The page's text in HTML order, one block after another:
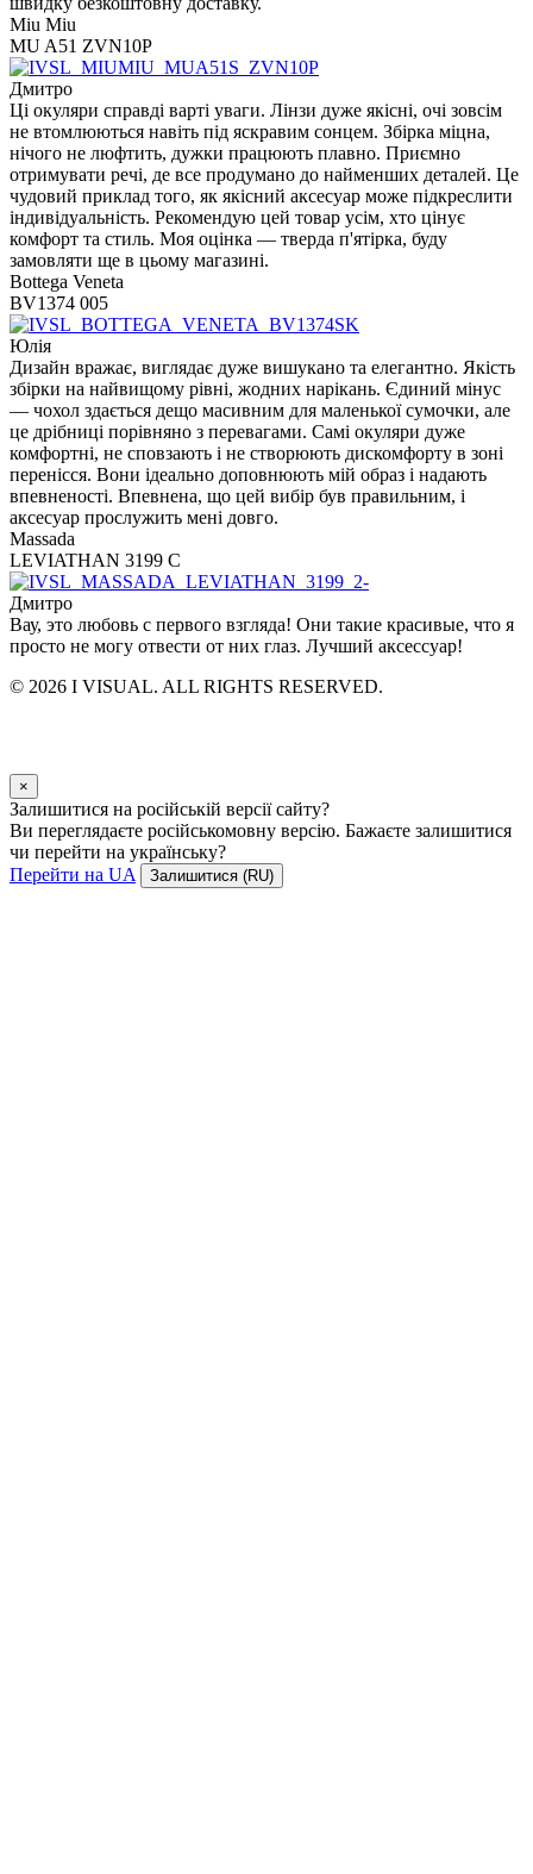
Miu Miu
MU A51 ZVN10P
Дмитро
Ці окуляри справді варті уваги. Лінзи дуже якісні, очі зовсім
не втомлюються навіть під яскравим сонцем. Збірка міцна,
нічого не люфтить, дужки працюють плавно. Приємно
отримувати речі, де все продумано до найменших деталей. Це
чудовий приклад того, як якісний аксесуар може підкреслити
індивідуальність. Рекомендую цей товар усім, хто цінує
комфорт та стиль. Моя оцінка — тверда п'ятірка, буду
замовляти ще в цьому магазині.
Bottega Veneta
BV1374 005
Юлія
Дизайн вражає, виглядає дуже вишукано та елегантно. Якість
збірки на найвищому рівні, жодних нарікань. Єдиний мінус
— чохол здається дещо масивним для маленької сумочки, але
це дрібниці порівняно з перевагами. Самі окуляри дуже
комфортні, не сповзають і не створюють дискомфорту в зоні
перенісся. Вони ідеально доповнюють мій образ і надають
впевненості. Впевнена, що цей вибір був правильним, і
аксесуар прослужить мені довго.
Massada
LEVIATHAN 3199 C
Дмитро
Вау, это любовь с первого взгляда! Они такие красивые, что я
просто не могу отвести от них глаз. Лучший аксессуар!
© 2026 I VISUAL. ALL RIGHTS RESERVED.
×
Залишитися на російській версії сайту?
Ви переглядаєте російськомовну версію. Бажаєте залишитися
чи перейти на українську?
Перейти на UA
Залишитися (RU)